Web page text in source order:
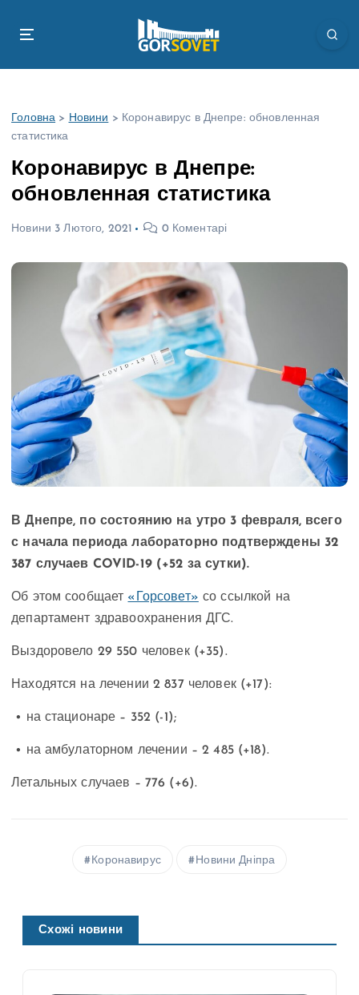
Головна > Новини > Коронавирус в Днепре: обновленная
статистика
Коронавирус в Днепре:
обновленная статистика
Новини 3 Лютого, 2021 0 Коментарі
В Днепре, по состоянию на утро 3 февраля, всего
с начала периода лабораторно подтверждены 32
387 случаев COVID-19 (+52 за сутки).
Об этом сообщает «Горсовет» со ссылкой на
департамент здравоохранения ДГС.
Выздоровело 29 550 человек (+35).
Находятся на лечении 2 837 человек (+17):
• на стационаре – 352 (-1);
• на амбулаторном лечении – 2 485 (+18).
Летальных случаев – 776 (+6).
Коронавирус Новини Дніпра
Схожі новини